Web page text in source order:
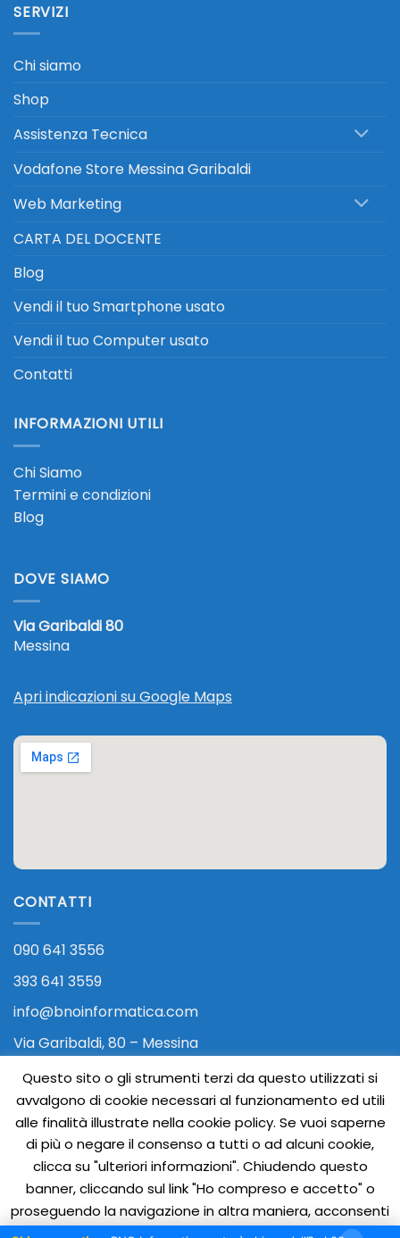
SERVIZI
Chi siamo
Shop
Assistenza Tecnica
Vodafone Store Messina Garibaldi
Web Marketing
CARTA DEL DOCENTE
Blog
Vendi il tuo Smartphone usato
Vendi il tuo Computer usato
Contatti
INFORMAZIONI UTILI
Chi Siamo
Termini e condizioni
Blog
DOVE SIAMO
Via Garibaldi 80
Messina
Apri indicazioni su Google Maps
CONTATTI
090 641 3556
393 641 3559
info@bnoinformatica.com
Via Garibaldi, 80 – Messina
Visa PayPal Stripe MasterCard
Cash
On
Questo sito o gli strumenti terzi da questo utilizzati si
avvalgono di cookie necessari al funzionamento ed utili
alle finalità illustrate nella cookie policy. Se vuoi saperne
di più o negare il consenso a tutti o ad alcuni cookie,
clicca su "ulteriori informazioni". Chiudendo questo
banner, cliccando sul link "Ho compreso e accetto" o
proseguendo la navigazione in altra maniera, acconsenti